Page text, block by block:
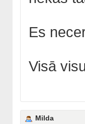
Es
Visā
Milda